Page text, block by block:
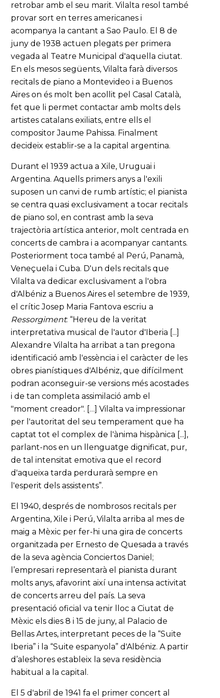
retrobar amb el seu marit. Vilalta resol també
provar sort en terres americanes i
acompanya la cantant a Sao Paulo. El 8 de
juny de 1938 actuen plegats per primera
vegada al Teatre Municipal d'aquella ciutat.
En els mesos següents, Vilalta farà diversos
recitals de piano a Montevideo i a Buenos
Aires on és molt ben acollit pel Casal Català,
fet que li permet contactar amb molts dels
artistes catalans exiliats, entre ells el
compositor Jaume Pahissa. Finalment
decideix establir-se a la capital argentina.
Durant el 1939 actua a Xile, Uruguai i
Argentina. Aquells primers anys a l'exili
suposen un canvi de rumb artístic; el pianista
se centra quasi exclusivament a tocar recitals
de piano sol, en contrast amb la seva
trajectòria artística anterior, molt centrada en
concerts de cambra i a acompanyar cantants.
Posteriorment toca també al Perú, Panamà,
Veneçuela i Cuba. D'un dels recitals que
Vilalta va dedicar exclusivament a l'obra
d'Albéniz a Buenos Aires el setembre de 1939,
el crític Josep Maria Fantova escriu a
Ressorgiment: “Hereu de la veritat
interpretativa musical de l'autor d'Iberia [...]
Alexandre Vilalta ha arribat a tan pregona
identificació amb l'essència i el caràcter de les
obres pianístiques d'Albéniz, que difícilment
podran aconseguir-se versions més acostades
i de tan completa assimilació amb el
"moment creador". […] Vilalta va impressionar
per l'autoritat del seu temperament que ha
captat tot el complex de l'ànima hispànica [...],
parlant-nos en un llenguatge dignificat, pur,
de tal intensitat emotiva que el record
d'aqueixa tarda perdurarà sempre en
l'esperit dels assistents”.
El 1940, després de nombrosos recitals per
Argentina, Xile i Perú, Vilalta arriba al mes de
maig a Mèxic per fer-hi una gira de concerts
organitzada per Ernesto de Quesada a través
de la seva agència Conciertos Daniel;
l’empresari representarà el pianista durant
molts anys, afavorint així una intensa activitat
de concerts arreu del país. La seva
presentació oficial va tenir lloc a Ciutat de
Mèxic els dies 8 i 15 de juny, al Palacio de
Bellas Artes, interpretant peces de la “Suite
Iberia” i la “Suite espanyola” d'Albéniz. A partir
d’aleshores estableix la seva residència
habitual a la capital.
El 5 d'abril de 1941 fa el primer concert al